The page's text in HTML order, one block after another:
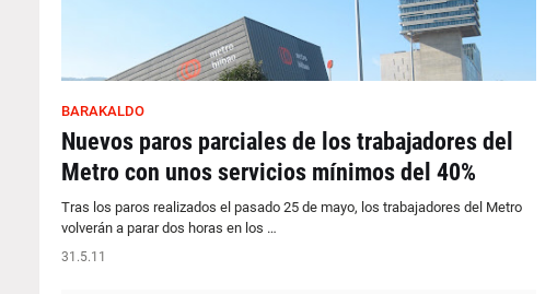
BARAKALDO
Nuevos paros parciales de los trabajadores del
Metro con unos servicios mínimos del 40%
Tras los paros realizados el pasado 25 de mayo, los trabajadores del Metro
volverán a parar dos horas en los …
31.5.11